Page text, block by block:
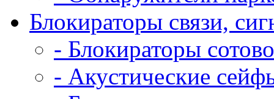
Блокираторы связи,
- Блокираторы
- Акустические